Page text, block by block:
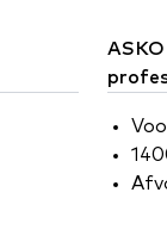
ASKO